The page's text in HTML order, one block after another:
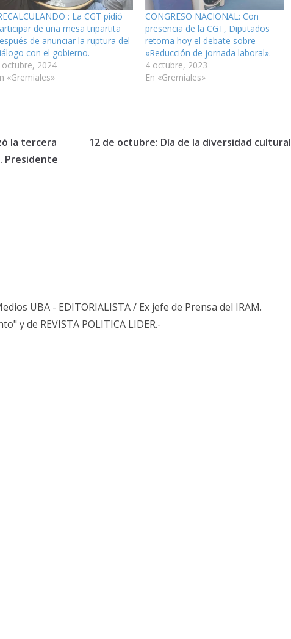
: La CGT pidió
de una mesa tripartita
de anunciar la ruptura del
con el gobierno.-
octubre, 2024
«Gremiales»
CONGRESO NACIONAL: Con
presencia de la CGT, Diputados
retoma hoy el debate sobre
«Reducción de jornada laboral».
4 octubre, 2023
En «Gremiales»
la tercera
Presidente
12 de octubre: Día de la diversidad cultural
UBA - EDITORIALISTA / Ex jefe de Prensa del IRAM.
y de REVISTA POLITICA LIDER.-